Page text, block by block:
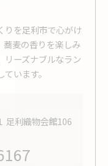
りを足利市で心がけ
蕎麦の香りを楽しみ
リーズナブルなラン
います。
足利織物会館106